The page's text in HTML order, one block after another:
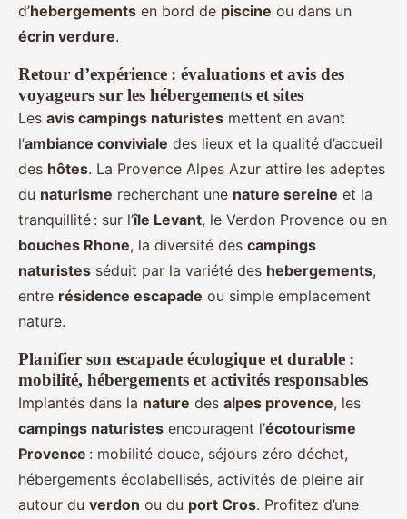
d’hebergements en bord de piscine ou dans un
écrin verdure.
Retour d’expérience : évaluations et avis des
voyageurs sur les hébergements et sites
Les avis campings naturistes mettent en avant
l’ambiance conviviale des lieux et la qualité d’accueil
des hôtes. La Provence Alpes Azur attire les adeptes
du naturisme recherchant une nature sereine et la
tranquillité : sur l’île Levant, le Verdon Provence ou en
bouches Rhone, la diversité des campings
naturistes séduit par la variété des hebergements,
entre résidence escapade ou simple emplacement
nature.
Planifier son escapade écologique et durable :
mobilité, hébergements et activités responsables
Implantés dans la nature des alpes provence, les
campings naturistes encouragent l’écotourisme
Provence : mobilité douce, séjours zéro déchet,
hébergements écolabellisés, activités de pleine air
autour du verdon ou du port Cros. Profitez d’une